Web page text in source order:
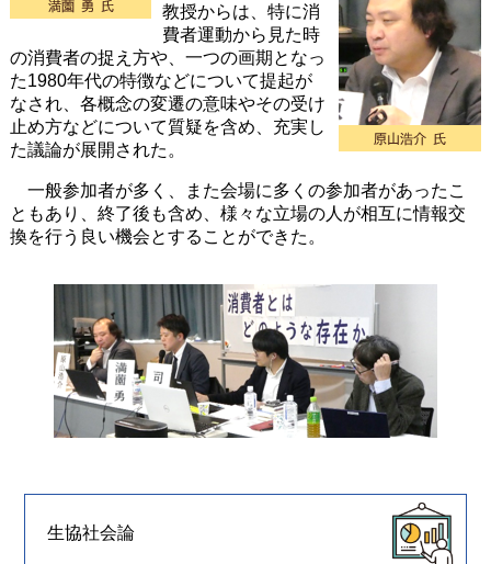
教授からは、特に消
費者運動から見た時
の消費者の捉え方や、一つの画期となっ
た1980年代の特徴などについて提起が
なされ、各概念の変遷の意味やその受け
止め方などについて質疑を含め、充実し
た議論が展開された。
一般参加者が多く、また会場に多くの参加者があったこ
ともあり、終了後も含め、様々な立場の人が相互に情報交
換を行う良い機会とすることができた。
生協社会論